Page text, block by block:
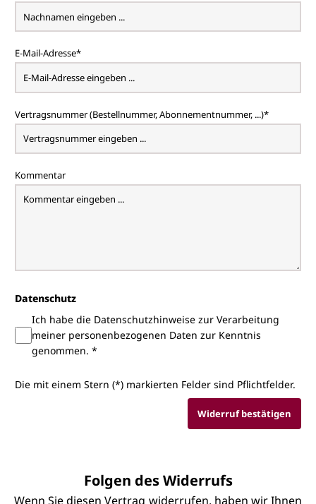
E-Mail-Adresse*
Vertragsnummer (Bestellnummer, Abonnementnummer, ...)*
Kommentar
Datenschutz
Ich habe die Datenschutzhinweise zur Verarbeitung
meiner personenbezogenen Daten zur Kenntnis
genommen. *
Die mit einem Stern (*) markierten Felder sind Pflichtfelder.
Widerruf bestätigen
Folgen des Widerrufs
Wenn Sie diesen Vertrag widerrufen, haben wir Ihnen